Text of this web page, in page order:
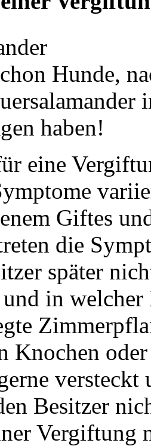
Hunde,
haben!
eine
Giftes
die
später
in welcher
Knochen
versteckt
Besitzer
Vergiftung